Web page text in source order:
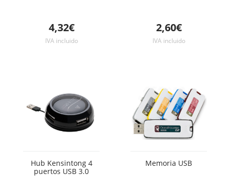
4,32€
IVA incluido
2,60€
IVA incluido
Hub Kensintong 4
puertos USB 3.0
Memoria USB